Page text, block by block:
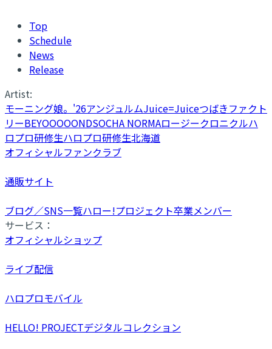
Top
Schedule
News
Release
Artist:
モーニング娘。'26アンジュルムJuice=Juiceつばきファクト
リーBEYOOOOONDSOCHA NORMAロージークロニクルハ
ロプロ研修生ハロプロ研修生北海道
オフィシャルファンクラブ
通販サイト
ブログ／SNS一覧ハロー!プロジェクト卒業メンバー
サービス：
オフィシャルショップ
ライブ配信
ハロプロモバイル
HELLO! PROJECTデジタルコレクション